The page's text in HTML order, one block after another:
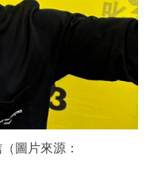
圖片來源：